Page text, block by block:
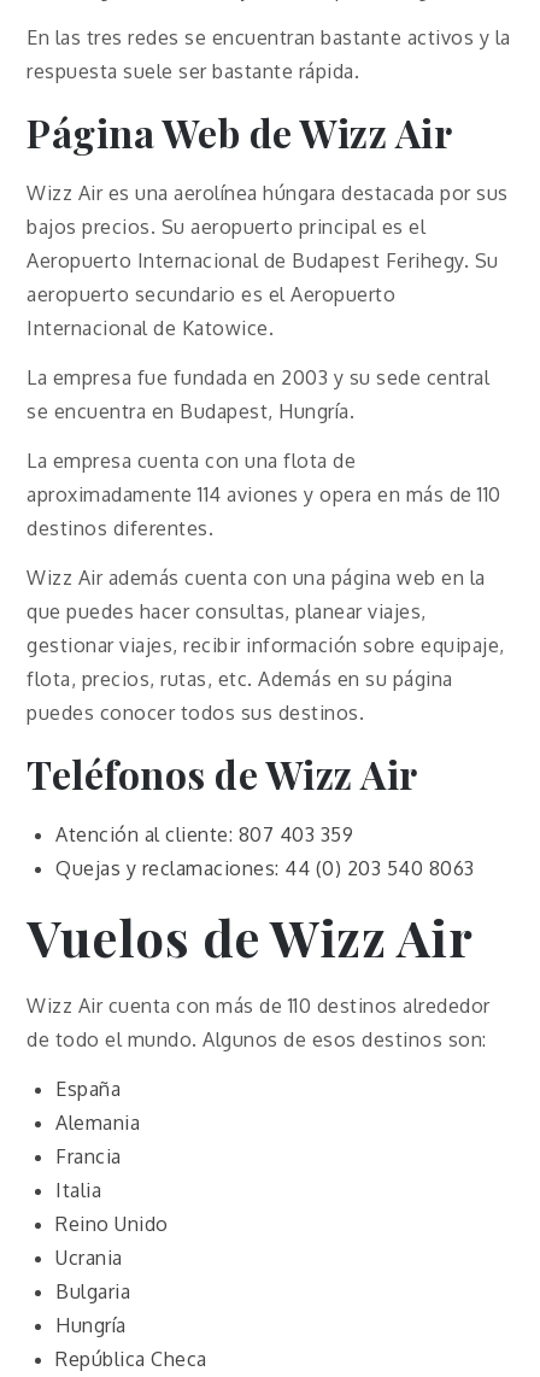
En las tres redes se encuentran bastante activos y la
respuesta suele ser bastante rápida.
Página Web de Wizz Air
Wizz Air es una aerolínea húngara destacada por sus
bajos precios. Su aeropuerto principal es el
Aeropuerto Internacional de Budapest Ferihegy. Su
aeropuerto secundario es el Aeropuerto
Internacional de Katowice.
La empresa fue fundada en 2003 y su sede central
se encuentra en Budapest, Hungría.
La empresa cuenta con una flota de
aproximadamente 114 aviones y opera en más de 110
destinos diferentes.
Wizz Air además cuenta con una página web en la
que puedes hacer consultas, planear viajes,
gestionar viajes, recibir información sobre equipaje,
flota, precios, rutas, etc. Además en su página
puedes conocer todos sus destinos.
Teléfonos de Wizz Air
Atención al cliente: 807 403 359
Quejas y reclamaciones: 44 (0) 203 540 8063
Vuelos de Wizz Air
Wizz Air cuenta con más de 110 destinos alrededor
de todo el mundo. Algunos de esos destinos son:
España
Alemania
Francia
Italia
Reino Unido
Ucrania
Bulgaria
Hungría
República Checa